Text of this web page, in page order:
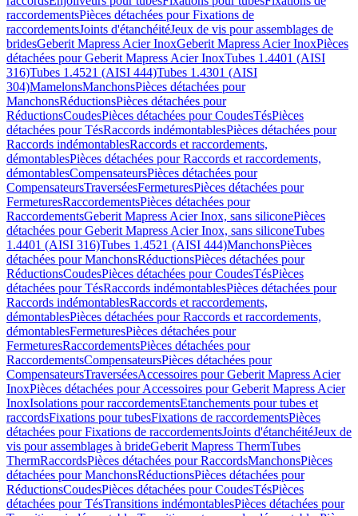
raccordementsPièces détachées pour Fixations de
raccordementsJoints d'étanchéitéJeux de vis pour assemblages de
bridesGeberit Mapress Acier InoxGeberit Mapress Acier InoxPièces
détachées pour Geberit Mapress Acier InoxTubes 1.4401 (AISI
316)Tubes 1.4521 (AISI 444)Tubes 1.4301 (AISI
304)MamelonsManchonsPièces détachées pour
ManchonsRéductionsPièces détachées pour
RéductionsCoudesPièces détachées pour CoudesTésPièces
détachées pour TésRaccords indémontablesPièces détachées pour
Raccords indémontablesRaccords et raccordements,
démontablesPièces détachées pour Raccords et raccordements,
démontablesCompensateursPièces détachées pour
CompensateursTraverséesFermeturesPièces détachées pour
FermeturesRaccordementsPièces détachées pour
RaccordementsGeberit Mapress Acier Inox, sans siliconePièces
détachées pour Geberit Mapress Acier Inox, sans siliconeTubes
1.4401 (AISI 316)Tubes 1.4521 (AISI 444)ManchonsPièces
détachées pour ManchonsRéductionsPièces détachées pour
RéductionsCoudesPièces détachées pour CoudesTésPièces
détachées pour TésRaccords indémontablesPièces détachées pour
Raccords indémontablesRaccords et raccordements,
démontablesPièces détachées pour Raccords et raccordements,
démontablesFermeturesPièces détachées pour
FermeturesRaccordementsPièces détachées pour
RaccordementsCompensateursPièces détachées pour
CompensateursTraverséesAccessoires pour Geberit Mapress Acier
InoxPièces détachées pour Accessoires pour Geberit Mapress Acier
InoxIsolations pour raccordementsEtanchements pour tubes et
raccordsFixations pour tubesFixations de raccordementsPièces
détachées pour Fixations de raccordementsJoints d'étanchéitéJeux de
vis pour assemblages à brideGeberit Mapress ThermTubes
ThermRaccordsPièces détachées pour RaccordsManchonsPièces
détachées pour ManchonsRéductionsPièces détachées pour
RéductionsCoudesPièces détachées pour CoudesTésPièces
détachées pour TésTransitions indémontablesPièces détachées pour